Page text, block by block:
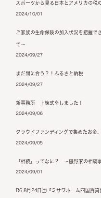
スポーツから見る日本とアメリカの税
2024/10/01
ご家族の生命保険の加入状況を把握で
て～
2024/09/27
まだ間に合う？！ふるさと納税
2024/09/27
新事務所 上棟式をしました！
2024/09/06
クラウドファンディングで集めたお金
2024/09/05
『相続』ってなに？ ～磯野家の相続
2024/09/01
R6 8月24日㈯『ミサワホーム四国賃